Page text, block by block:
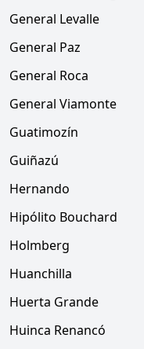
General Levalle
General Paz
General Roca
General Viamonte
Guatimozín
Guiñazú
Hernando
Hipólito Bouchard
Holmberg
Huanchilla
Huerta Grande
Huinca Renancó